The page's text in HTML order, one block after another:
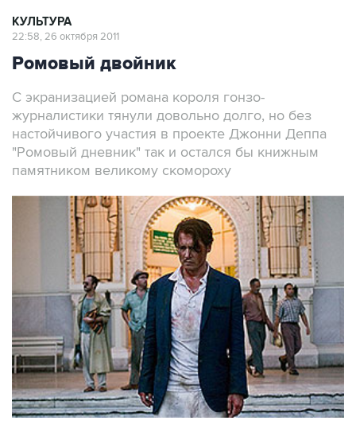
КУЛЬТУРА
22:58, 26 октября 2011
Ромовый двойник
С экранизацией романа короля гонзо-
журналистики тянули довольно долго, но без
настойчивого участия в проекте Джонни Деппа
"Ромовый дневник" так и остался бы книжным
памятником великому скомороху